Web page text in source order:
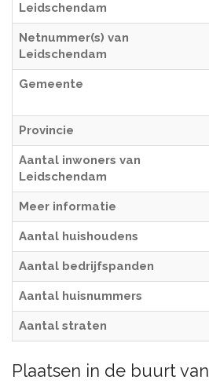
Leidschendam
Netnummer(s) van
Leidschendam
Gemeente
Provincie
Aantal inwoners van
Leidschendam
Meer informatie
Aantal huishoudens
Aantal bedrijfspanden
Aantal huisnummers
Aantal straten
Plaatsen in de buurt van